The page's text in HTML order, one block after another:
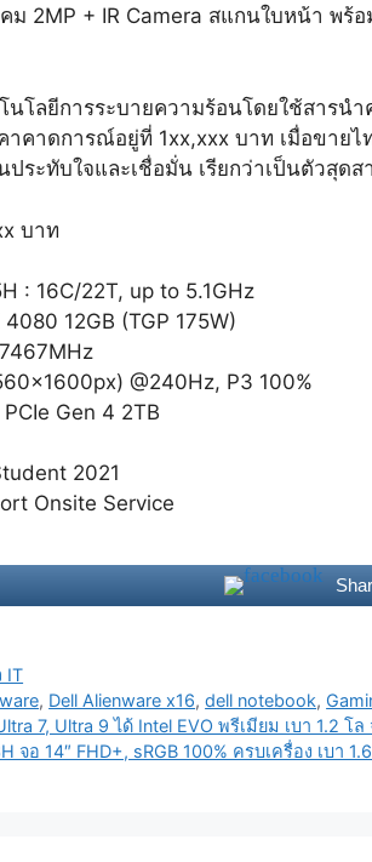
ม 2MP + IR Camera สแกนใบหน้า พร้
นโลยีการระบายความร้อนโดยใช้สาร
คาดการณ์อยู่ที่ 1xx,xxx บาท เมื่อขาย
ระทับใจและเชื่อมั่น เรียกว่าเป็นตัวสุดส
บาท
: 16C/22T, up to 5.1GHz
12GB (TGP 175W)
@240Hz, P3 100%
Gen 4 2TB
2021
Onsite Service
IT
, Dell Alienware x16,dell notebook,
7, Ultra 9 ได้ Intel EVO พรีเมียม เบา 1.2 โ
จอ 14″ FHD+, sRGB 100% ครบเครื่อง เบา